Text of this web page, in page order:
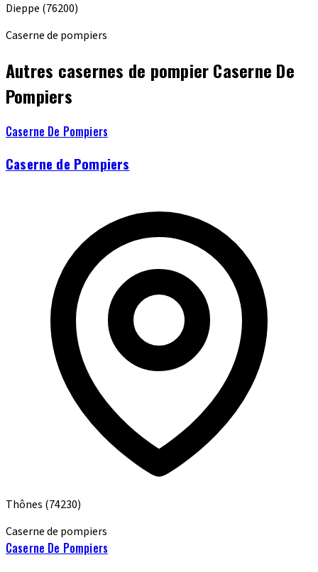
Dieppe (76200)
Caserne de pompiers
Autres casernes de pompier Caserne De
Pompiers
Caserne De Pompiers
Caserne de Pompiers
Thônes (74230)
Caserne de pompiers
Caserne De Pompiers